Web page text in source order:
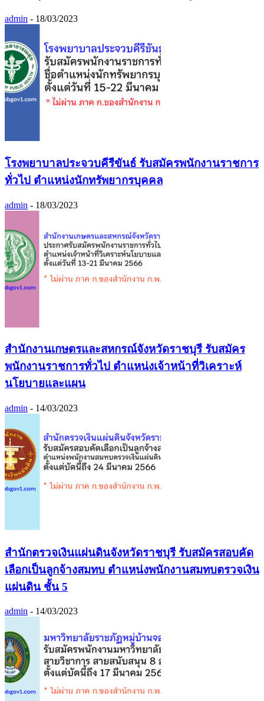
admin - 18/03/2023
โรงพยาบาลประจวบคีรีขันธ์ รับสมัครพนักงานราชการ
ทั่วไป ตำแหน่งนักทรัพยากรบุคคล
admin - 18/03/2023
สำนักงานเกษตรและสหกรณ์จังหวัดราชบุรี รับสมัคร
พนักงานราชการทั่วไป ตำแหน่งเจ้าหน้าที่วิเคราะห์
นโยบายและแผน
admin - 14/03/2023
สำนักตรวจเงินแผ่นดินจังหวัดราชบุรี รับสมัครสอบคัด
เลือกเป็นลูกจ้างสมทบ ตำแหน่งพนักงานสมทบตรวจเงิน
แผ่นดิน ชั้น 5
admin - 14/03/2023